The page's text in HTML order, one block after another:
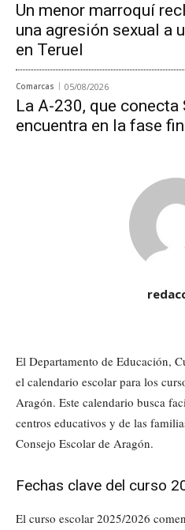
Un menor marroquí
una agresión sexual a
en Teruel
Comarcas 05/08/2026
La A-230, que conecta
encuentra en la fase
El Departamento de Educación,
el calendario escolar para los
Aragón. Este calendario busca
centros educativos y de las
Consejo Escolar de Aragón.
Fechas clave del curso
El curso escolar 2025/2026